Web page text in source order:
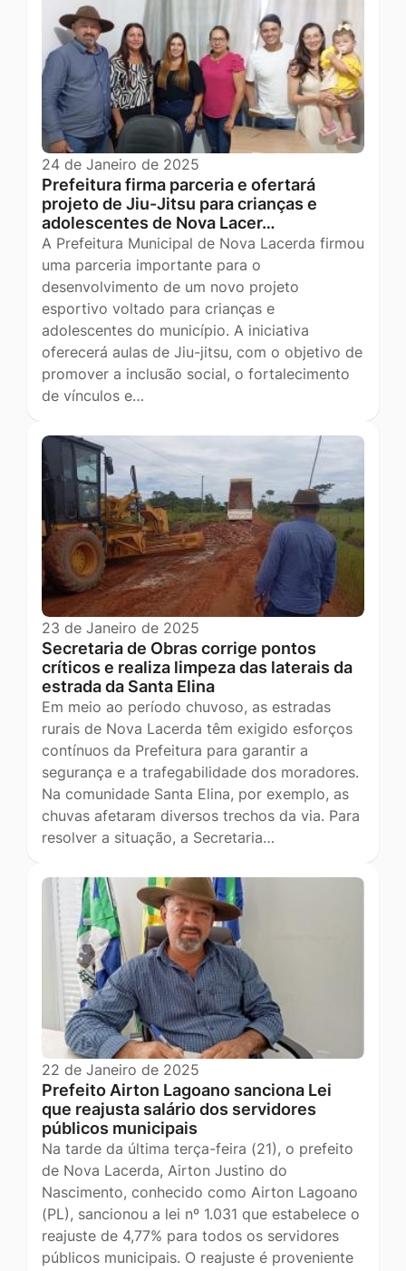
24 de Janeiro de 2025
Prefeitura firma parceria e ofertará
projeto de Jiu-Jitsu para crianças e
adolescentes de Nova Lacer…
A Prefeitura Municipal de Nova Lacerda firmou
uma parceria importante para o
desenvolvimento de um novo projeto
esportivo voltado para crianças e
adolescentes do município. A iniciativa
oferecerá aulas de Jiu-jitsu, com o objetivo de
promover a inclusão social, o fortalecimento
de vínculos e…
23 de Janeiro de 2025
Secretaria de Obras corrige pontos
críticos e realiza limpeza das laterais da
estrada da Santa Elina
Em meio ao período chuvoso, as estradas
rurais de Nova Lacerda têm exigido esforços
contínuos da Prefeitura para garantir a
segurança e a trafegabilidade dos moradores.
Na comunidade Santa Elina, por exemplo, as
chuvas afetaram diversos trechos da via. Para
resolver a situação, a Secretaria…
22 de Janeiro de 2025
Prefeito Airton Lagoano sanciona Lei
que reajusta salário dos servidores
públicos municipais
Na tarde da última terça-feira (21), o prefeito
de Nova Lacerda, Airton Justino do
Nascimento, conhecido como Airton Lagoano
(PL), sancionou a lei nº 1.031 que estabelece o
reajuste de 4,77% para todos os servidores
públicos municipais. O reajuste é proveniente